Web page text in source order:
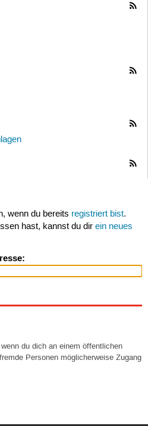
wenn du bereits registriert bist.
hast, kannst du dir ein neues
du dich an einem öffentlichen
Personen möglicherweise Zugang